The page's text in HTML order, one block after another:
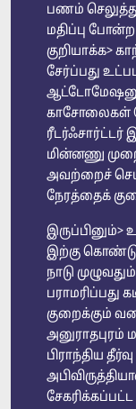
பணம்
மதிப்பு
குறியாக்க>
சேர்ப்பது
காசோலைகள்
மின்னணு
அவற்றைச்
நேரத்தைக்
இற்கு கொண்டு
நாடு
பராமரிப்பது
குறைக்கும்
பிராந்திய